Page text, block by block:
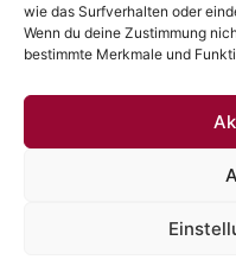
wie das Surfverhalten oder
Wenn du deine Zustimmung
bestimmte Merkmale und
Praxis Köln-Braunsfeld:
Scheidtweiler Str. 80
Tel. 0221 – 54 20 77
Fax: 0221 – 54 29 63
info@frauenaerztin-